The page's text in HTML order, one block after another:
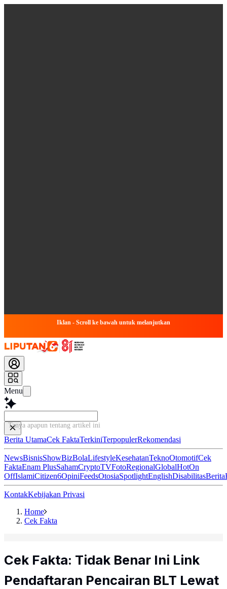
Iklan - Scroll ke bawah untuk melanjutkan
Menu
Tanya apapun tentang artikel ini...
Berita UtamaCek FaktaTerkiniTerpopulerRekomendasi
NewsBisnisShowBizBolaLifestyleKesehatanTeknoOtomotifCek
FaktaEnam PlusSahamCryptoTVFotoRegionalGlobalHotOn
OffIslamiCitizen6OpiniFeedsOtosiaSpotlightEnglishDisabilitasBerita
KontakKebijakan Privasi
Home
Cek Fakta
Cek Fakta: Tidak Benar Ini Link
Pendaftaran Pencairan BLT Lewat